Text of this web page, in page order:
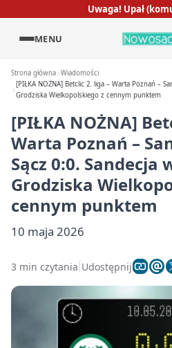
Uwaga! Upał
MENU
Strona główna Wiadomości
[PIŁKA NOŻNA] Betclic 2. liga – Warta Poznań –
Grodziska Wielkopolskiego z cennym punktem
[PIŁKA NOŻNA]
Warta Poznań –
Sącz 0:0. Sandecja
Grodziska
cennym punktem
10 maja 2026
3 min czytania Udostępnij